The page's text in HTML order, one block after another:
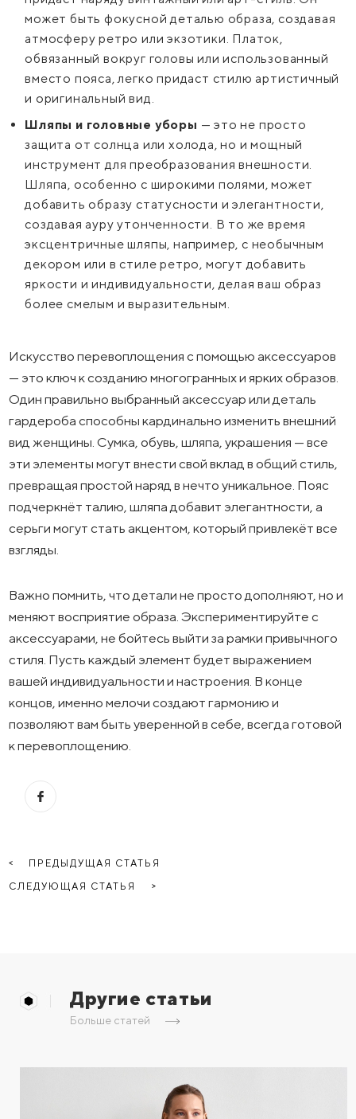
может быть фокусной деталью образа, создавая
атмосферу ретро или экзотики. Платок,
обвязанный вокруг головы или использованный
вместо пояса, легко придаст стилю артистичный
и оригинальный вид.
Шляпы и головные уборы — это не просто
защита от солнца или холода, но и мощный
инструмент для преобразования внешности.
Шляпа, особенно с широкими полями, может
добавить образу статусности и элегантности,
создавая ауру утонченности. В то же время
эксцентричные шляпы, например, с необычным
декором или в стиле ретро, могут добавить
яркости и индивидуальности, делая ваш образ
более смелым и выразительным.
Искусство перевоплощения с помощью аксессуаров
— это ключ к созданию многогранных и ярких образов.
Один правильно выбранный аксессуар или деталь
гардероба способны кардинально изменить внешний
вид женщины. Сумка, обувь, шляпа, украшения — все
эти элементы могут внести свой вклад в общий стиль,
превращая простой наряд в нечто уникальное. Пояс
подчеркнёт талию, шляпа добавит элегантности, а
серьги могут стать акцентом, который привлекёт все
взгляды.
Важно помнить, что детали не просто дополняют, но и
меняют восприятие образа. Экспериментируйте с
аксессуарами, не бойтесь выйти за рамки привычного
стиля. Пусть каждый элемент будет выражением
вашей индивидуальности и настроения. В конце
концов, именно мелочи создают гармонию и
позволяют вам быть уверенной в себе, всегда готовой
к перевоплощению.
ПРЕДЫДУЩАЯ СТАТЬЯ
СЛЕДУЮЩАЯ СТАТЬЯ
Другие статьи
Больше статей